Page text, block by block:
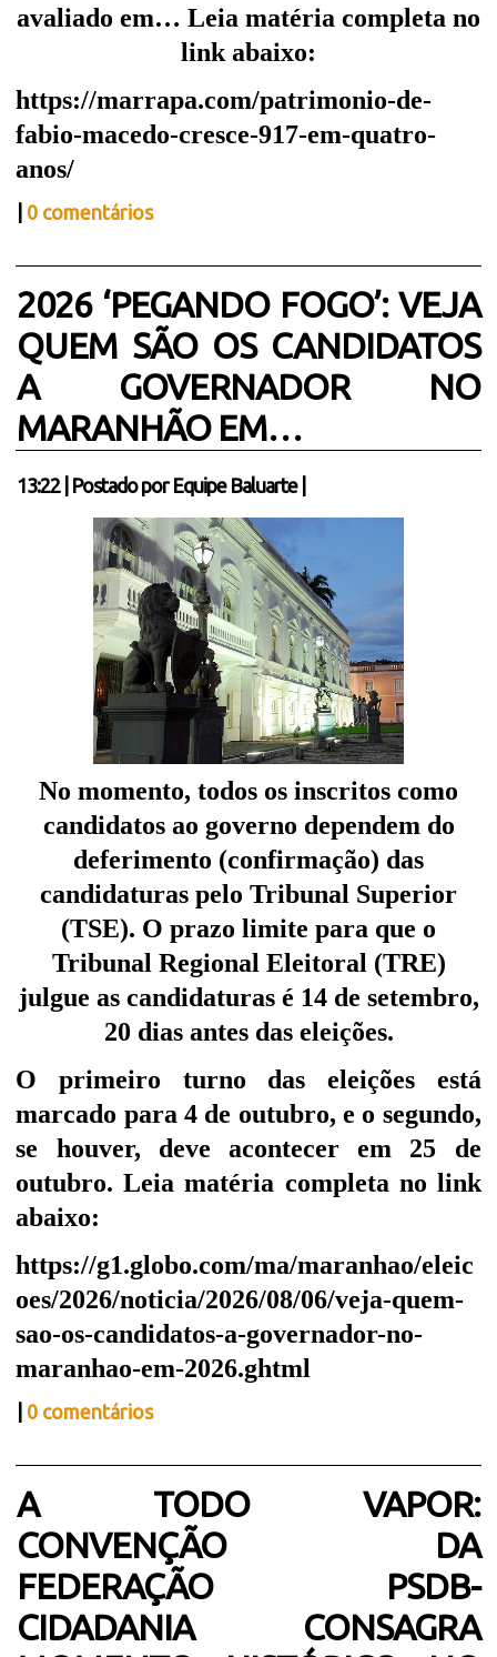
avaliado em… Leia matéria completa no
link abaixo:
https://marrapa.com/patrimonio-de-
fabio-macedo-cresce-917-em-quatro-
anos/
0 comentários
2026 ‘PEGANDO FOGO’: VEJA
QUEM SÃO OS CANDIDATOS
A GOVERNADOR NO
MARANHÃO EM…
13:22| Postado por Equipe Baluarte
No momento, todos os inscritos como
candidatos ao governo dependem do
deferimento (confirmação) das
candidaturas pelo Tribunal Superior
(TSE). O prazo limite para que o
Tribunal Regional Eleitoral (TRE)
julgue as candidaturas é 14 de setembro,
20 dias antes das eleições.
O primeiro turno das eleições está
marcado para 4 de outubro, e o segundo,
se houver, deve acontecer em 25 de
outubro. Leia matéria completa no link
abaixo:
https://g1.globo.com/ma/maranhao/eleic
oes/2026/noticia/2026/08/06/veja-quem-
sao-os-candidatos-a-governador-no-
maranhao-em-2026.ghtml
0 comentários
A TODO VAPOR:
CONVENÇÃO DA
FEDERAÇÃO PSDB-
CIDADANIA CONSAGRA